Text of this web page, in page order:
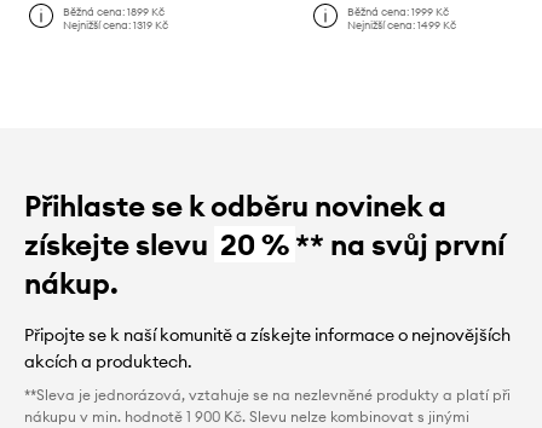
Běžná cena:1899 Kč
Nejnižší cena:1319 Kč
Běžná cena: 1999 Kč
Nejnižší cena: 1499 Kč
Přihlaste se k odběru novinek a
získejte slevu 20 %** na svůj první
nákup.
Připojte se k naší komunitě a získejte informace o nejnovějších
akcích a produktech.
**Sleva je jednorázová, vztahuje se na nezlevněné produkty a platí při
nákupu v min. hodnotě 1 900 Kč. Slevu nelze kombinovat s jinými